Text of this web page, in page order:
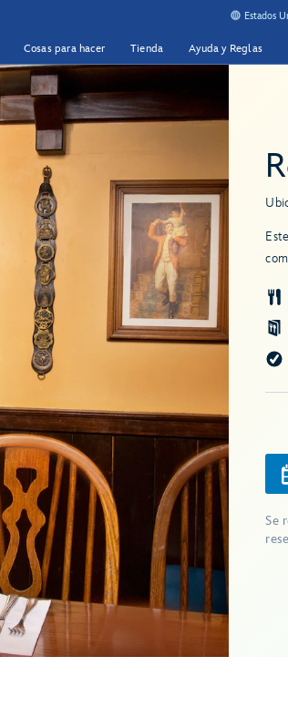
Estados
Cosas para hacer Tienda Ayuda y Reglas
Se